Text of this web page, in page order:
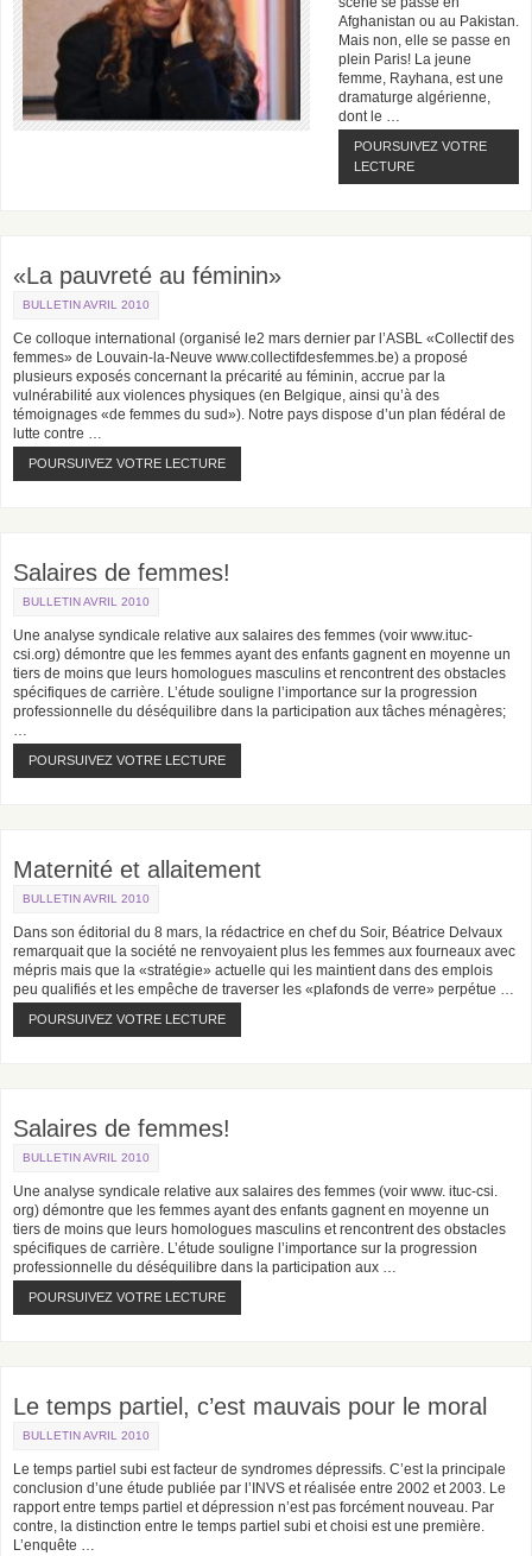
Afghanistan ou au Pakistan.
Mais non, elle se passe en
plein Paris! La jeune
femme, Rayhana, est une
dramaturge algérienne,
dont le …
POURSUIVEZ VOTRE
LECTURE
«La pauvreté au féminin»
BULLETIN AVRIL 2010
Ce colloque international (organisé le2 mars dernier par l’ASBL «Collectif des
femmes» de Louvain-la-Neuve www.collectifdesfemmes.be) a proposé
plusieurs exposés concernant la précarité au féminin, accrue par la
vulnérabilité aux violences physiques (en Belgique, ainsi qu’à des
témoignages «de femmes du sud»). Notre pays dispose d’un plan fédéral de
lutte contre …
POURSUIVEZ VOTRE LECTURE
Salaires de femmes!
BULLETIN AVRIL 2010
Une analyse syndicale relative aux salaires des femmes (voir www.ituc-
csi.org) démontre que les femmes ayant des enfants gagnent en moyenne un
tiers de moins que leurs homologues masculins et rencontrent des obstacles
spécifiques de carrière. L’étude souligne l’importance sur la progression
professionnelle du déséquilibre dans la participation aux tâches ménagères;
…
POURSUIVEZ VOTRE LECTURE
Maternité et allaitement
BULLETIN AVRIL 2010
Dans son éditorial du 8 mars, la rédactrice en chef du Soir, Béatrice Delvaux
remarquait que la société ne renvoyaient plus les femmes aux fourneaux avec
mépris mais que la «stratégie» actuelle qui les maintient dans des emplois
peu qualifiés et les empêche de traverser les «plafonds de verre» perpétue …
POURSUIVEZ VOTRE LECTURE
Salaires de femmes!
BULLETIN AVRIL 2010
Une analyse syndicale relative aux salaires des femmes (voir www. ituc-csi.
org) démontre que les femmes ayant des enfants gagnent en moyenne un
tiers de moins que leurs homologues masculins et rencontrent des obstacles
spécifiques de carrière. L’étude souligne l’importance sur la progression
professionnelle du déséquilibre dans la participation aux …
POURSUIVEZ VOTRE LECTURE
Le temps partiel, c’est mauvais pour le moral
BULLETIN AVRIL 2010
Le temps partiel subi est facteur de syndromes dépressifs. C’est la principale
conclusion d’une étude publiée par l’INVS et réalisée entre 2002 et 2003. Le
rapport entre temps partiel et dépression n’est pas forcément nouveau. Par
contre, la distinction entre le temps partiel subi et choisi est une première.
L’enquête …